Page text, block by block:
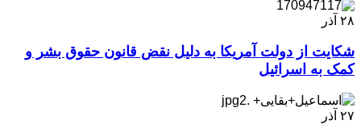
۲۸ آذر
شکایت از دولت آمریکا به دلیل نقض قانون حقوق بشر و
کمک به اسرائیل
۲۷ آذر